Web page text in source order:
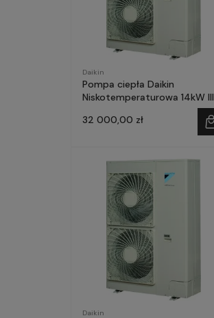
Daikin
Pompa ciepła Daikin
Niskotemperaturowa 14kW III
32 000,00 zł
Daikin